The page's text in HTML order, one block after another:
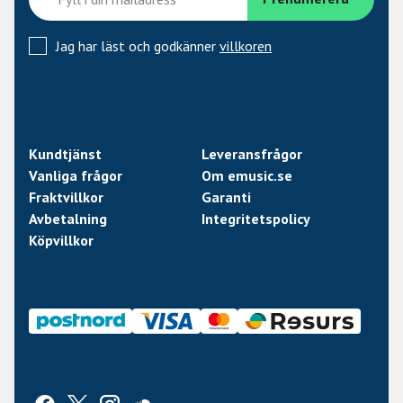
Jag har läst och godkänner villkoren
Kundtjänst
Leveransfrågor
Vanliga frågor
Om emusic.se
Fraktvillkor
Garanti
Avbetalning
Integritetspolicy
Köpvillkor